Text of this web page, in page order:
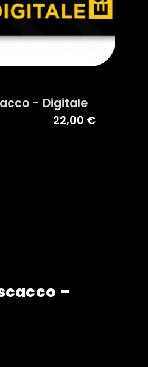
- Digitale
22,00 €
–